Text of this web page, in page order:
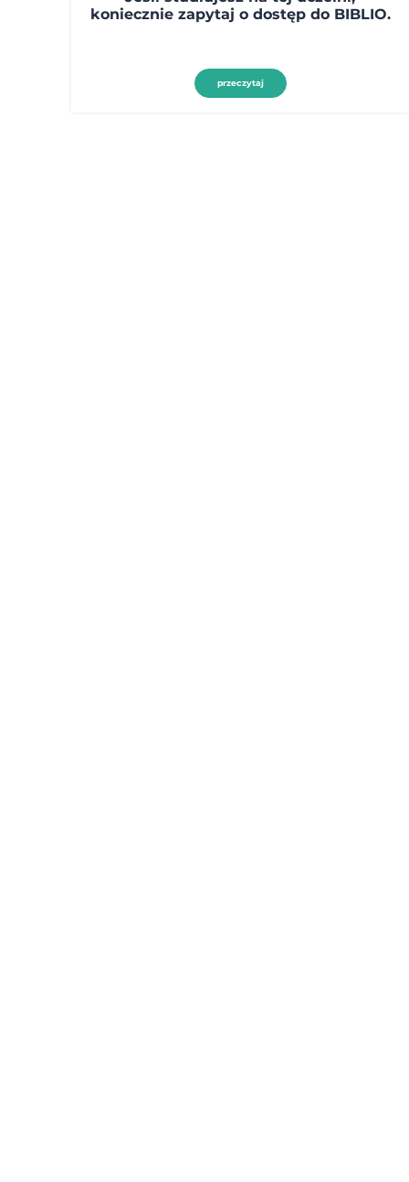
koniecznie zapytaj o dostęp do BIBLIO.
przeczytaj